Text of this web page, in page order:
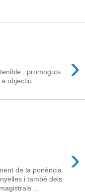
›
, promoguts
objectiu
›
de la ponència
i també dels
...